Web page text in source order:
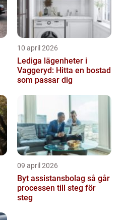
10 april 2026
Lediga lägenheter i
Vaggeryd: Hitta en bostad
som passar dig
09 april 2026
Byt assistansbolag så går
processen till steg för
steg